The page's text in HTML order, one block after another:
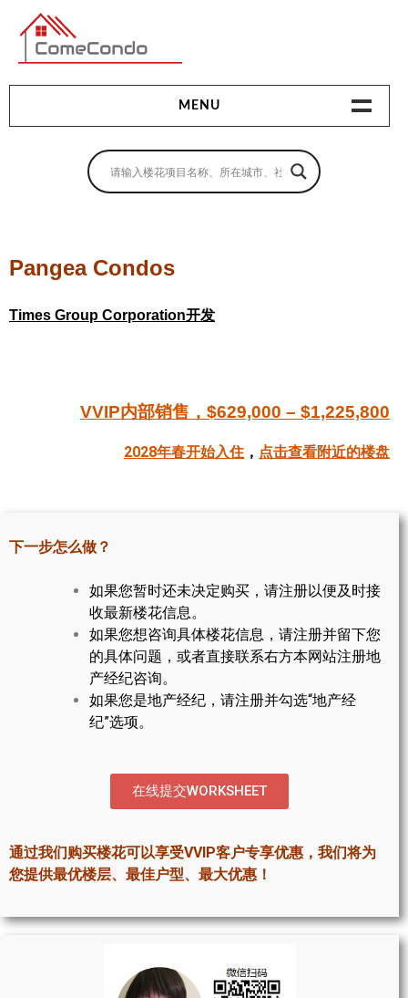
多伦多最新最全的楼花搜索引擎
MENU
地产相关
卖房指南
贷款指南
楼花地图
楼花转让专区
多伦多市中心楼花项目
怡陶碧谷社区介绍
密西沙加社区介绍
奥克维尔楼花项目
Pangea Condos
Times Group Corporation开发
VVIP内部销售，$629,000 – $1,225,800
2028年春开始入住 ， 点击查看附近的楼盘
下一步怎么做？
如果您暂时还未决定购买，请注册以便及时接
收最新楼花信息。
如果您想咨询具体楼花信息，请注册并留下您
的具体问题，或者直接联系右方本网站注册地
产经纪咨询。
如果您是地产经纪，请注册并勾选“地产经
纪”选项。
在线提交WORKSHEET
通过我们购买楼花可以享受VVIP客户专享优惠，我们将为
您提供最优楼层、最佳户型、最大优惠！